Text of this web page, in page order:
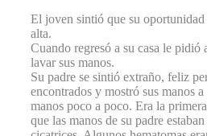
El joven sintió que su
alta.
Cuando regresó a su casa le pidió
lavar sus manos.
Su padre se sintió extraño, feliz
encontrados y mostró sus manos
manos poco a poco. Era la
que las manos de su padre